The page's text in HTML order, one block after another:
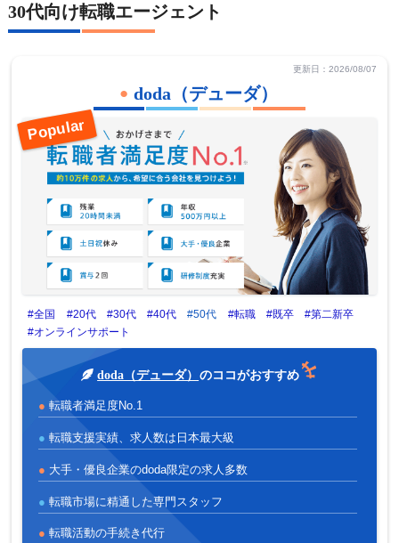
30代向け転職エージェント
更新日：2026/08/07
doda（デューダ）
#全国 #20代 #30代 #40代 #50代 #転職 #既卒
#第二新卒
#オンラインサポート
doda（デューダ） のココがおすすめ
転職者満足度No.1
転職支援実績、求人数は日本最大級
大手・優良企業のdoda限定の求人多数
転職市場に精通した専門スタッフ
転職活動の手続き代行